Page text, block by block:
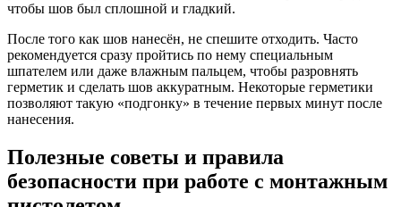
чтобы шов был сплошной и гладкий.
После того как шов нанесён, не спешите отходить. Часто
рекомендуется сразу пройтись по нему специальным
шпателем или даже влажным пальцем, чтобы разровнять
герметик и сделать шов аккуратным. Некоторые герметики
позволяют такую «подгонку» в течение первых минут после
нанесения.
Полезные советы и правила
безопасности при работе с монтажным